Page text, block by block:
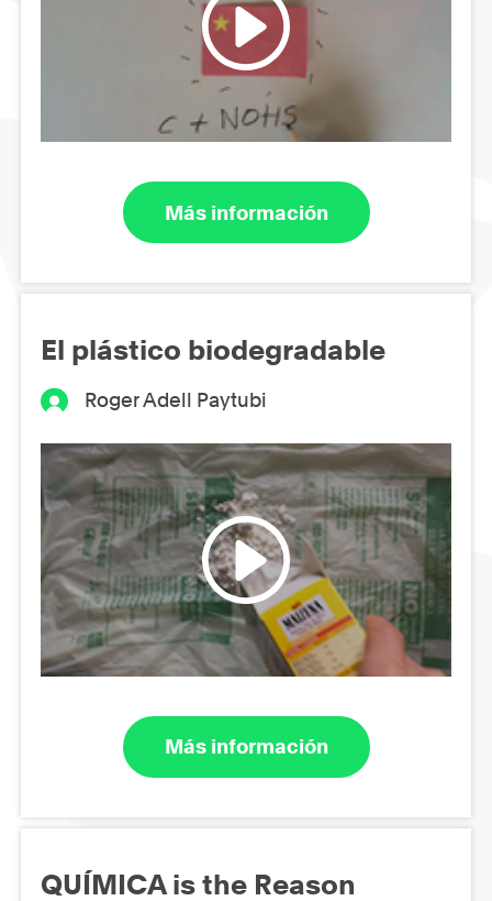
Más información
El plástico biodegradable
Roger Adell Paytubi
Más información
QUÍMICA is the Reason